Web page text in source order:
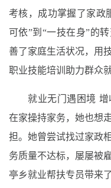
考核，成功掌握了家政
可依”到“一技在身”的
善了家庭生活状况，用
职业技能培训助力群众
就业无门遇困境
在家操持家务，她也想
担。她曾尝试找过家政
务质量不达标，屡屡被
亭乡就业帮扶专员带来